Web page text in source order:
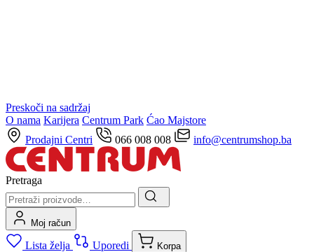
Preskoči na sadržaj
O nama Karijera Centrum Park Ćao Majstore
Prodajni Centri
066 008 008 info@centrumshop.ba
Pretraga
Moj račun
Lista želja Uporedi Korpa